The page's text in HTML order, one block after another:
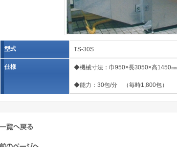
型式 TS-30S
仕様 ◆機械寸法：巾950×長3050×高1450㎜
◆能力：30包/分 （毎時1,800包）